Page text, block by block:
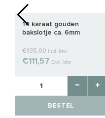
14 karaat gouden
bakslotje ca. 6mm
€135,00 Incl. btw
€111,57 Excl. btw
BESTEL